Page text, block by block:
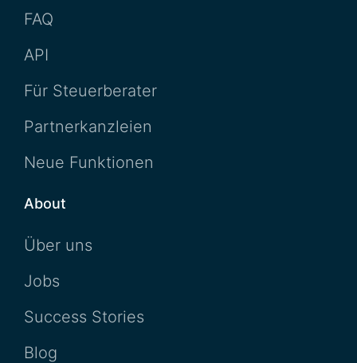
FAQ
API
Für Steuerberater
Partnerkanzleien
Neue Funktionen
About
Über uns
Jobs
Success Stories
Blog